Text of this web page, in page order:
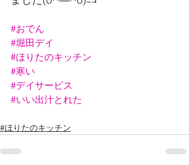
#おでん
#堀田デイ
#ほりたのキッチン
#寒い
#デイサービス
#いい出汁とれた
#ほりたのキッチン